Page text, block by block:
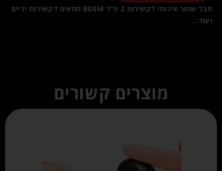
חבל שחור איכותי לקשירות 2 מ"ר BDSM מתאים לקשירות ידיים
ועוד…
מוצרים קשורים